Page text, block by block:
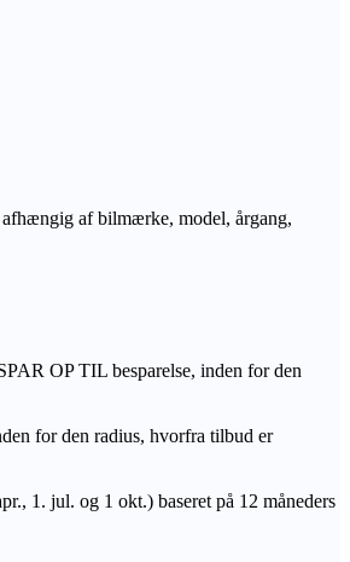
afhængig af bilmærke, model, årgang,
OP TIL besparelse, inden for den
for den radius, hvorfra tilbud er
1. jul. og 1 okt.) baseret på 12 måneders